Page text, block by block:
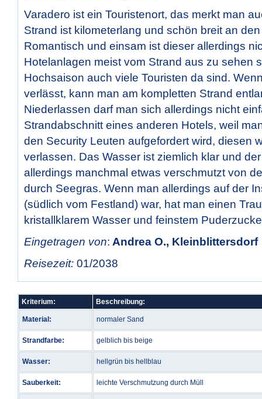
Varadero ist ein Touristenort, das merkt man
Strand ist kilometerlang und schön breit an
Romantisch und einsam ist dieser allerdings
Hotelanlagen meist vom Strand aus zu sehen
Hochsaison auch viele Touristen da sind.
verlässt, kann man am kompletten Strand
Niederlassen darf man sich allerdings nicht
Strandabschnitt eines anderen Hotels, weil
den Security Leuten aufgefordert wird, diesen
verlassen. Das Wasser ist ziemlich klar und
allerdings manchmal etwas verschmutzt von
durch Seegras. Wenn man allerdings auf der
(südlich vom Festland) war, hat man einen
kristallklarem Wasser und feinstem
Eingetragen von: Andrea O., Kleinblittersdorf
Reisezeit: 01/2038
Kriterium: Beschreibung:
Material: normaler Sand
Strandfarbe: gelblich bis beige
Wasser: hellgrün bis hellblau
Sauberkeit: leichte Verschmutzung durch Müll